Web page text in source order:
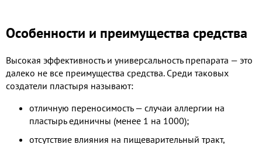
Особенности и преимущества средства
Высокая эффективность и универсальность препарата — это
далеко не все преимущества средства. Среди таковых
создатели пластыря называют:
отличную переносимость — случаи аллергии на
пластырь единичны (менее 1 на 1000);
отсутствие влияния на пищеварительный тракт,